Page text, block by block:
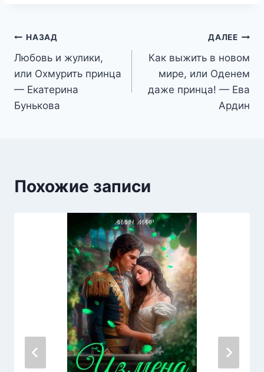
Навигация
по
записям
НАЗАД
Любовь и жулики,
или Охмурить принца
— Екатерина
Бунькова
ДАЛЕЕ
Как выжить в новом
мире, или Оденем
даже принца! — Ева
Ардин
Похожие записи